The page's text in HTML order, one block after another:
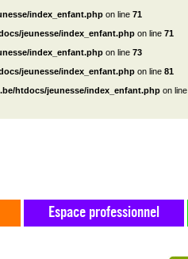
index_enfant.php on line 71
jeunesse/index_enfant.php on line 71
index_enfant.php on line 73
jeunesse/index_enfant.php on line 81
htdocs/jeunesse/index_enfant.php on line
Espace professionnel